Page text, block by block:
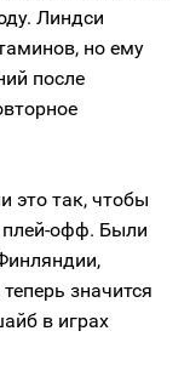
Линдси
но ему
после
это так, чтобы
офф. Были
значится
в играх